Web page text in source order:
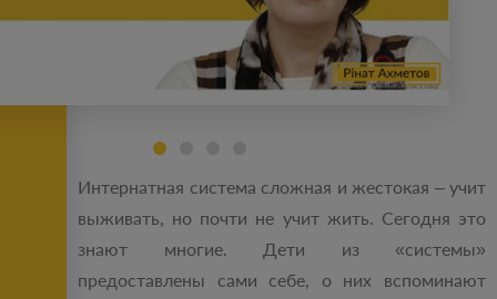
Интернатная система сложная и жестокая – учит
выживать, но почти не учит жить. Сегодня это
знают многие. Дети из «системы»
предоставлены сами себе, о них вспоминают